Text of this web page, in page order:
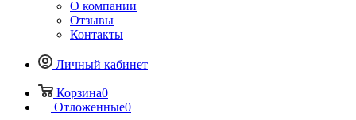
О компании
Отзывы
Контакты
Личный кабинет
Корзина0
Отложенные0